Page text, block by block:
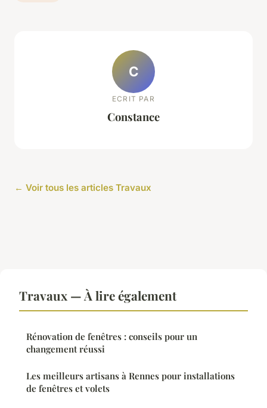
C
ECRIT PAR
Constance
← Voir tous les articles Travaux
Travaux — À lire également
Rénovation de fenêtres : conseils pour un
changement réussi
Les meilleurs artisans à Rennes pour installations
de fenêtres et volets